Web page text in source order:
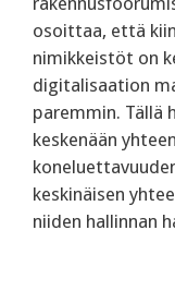
osoittaa, että
nimikkeistöt on
digitalisaation
paremmin. Tällä
keskenään
keskinäisen
niiden hallinnan